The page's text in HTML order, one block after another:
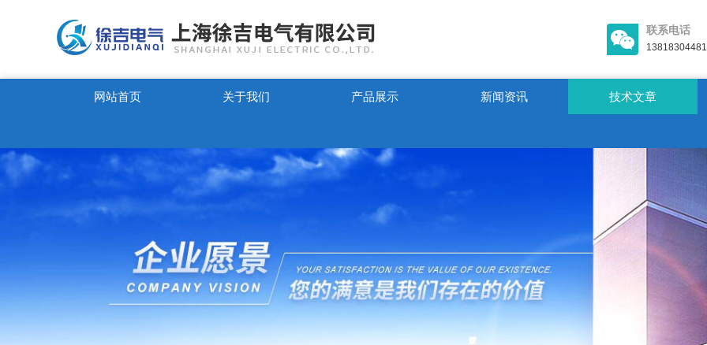
联系电话
13818304481
网站首页 关于我们 产品展示 新闻资讯 技术文章